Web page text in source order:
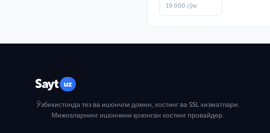
19 000 сўм
Sayt uz
Ўзбекистонда тез ва ишончли домен, хостинг ва SSL хизматлари.
Мижозларнинг ишончини қозонган хостинг провайдер.